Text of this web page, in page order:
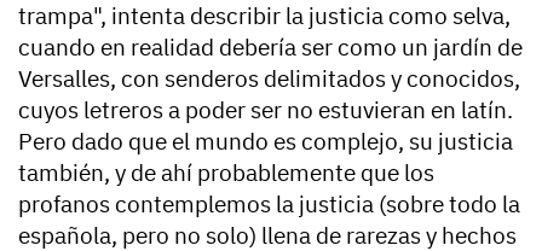
trampa", intenta describir la justicia como selva,
cuando en realidad debería ser como un jardín de
Versalles, con senderos delimitados y conocidos,
cuyos letreros a poder ser no estuvieran en latín.
Pero dado que el mundo es complejo, su justicia
también, y de ahí probablemente que los
profanos contemplemos la justicia (sobre todo la
española, pero no solo) llena de rarezas y hechos